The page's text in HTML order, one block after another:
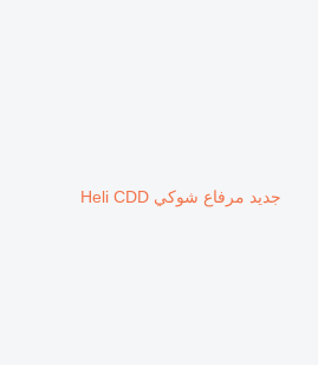
جديد مرفاع شوكي Heli CDD